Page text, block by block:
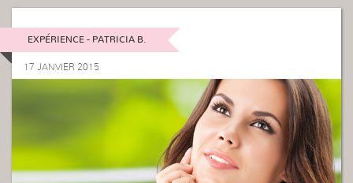
EXPÉRIENCE - PATRICIA B.
17 JANVIER 2015